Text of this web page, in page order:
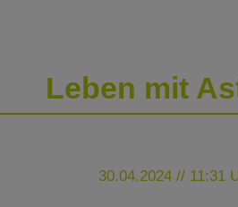
Leben mit
30.04.2024 // 11:31